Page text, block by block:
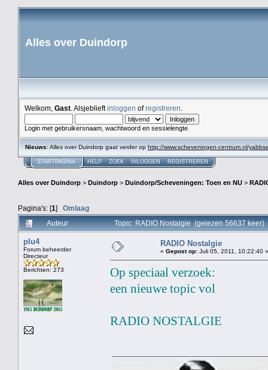
Alles over Duindorp
Welkom, Gast . Alsjeblieftinloggen ofregistreren
Login met gebruikersnaam, wachtwoord en sessielengte
Nieuws: Alles over Duindorp gaat verder op http://www.scheveningen-centrum.nl/
STARTPAGINA HELP ZOEK INLOGGEN REGISTREREN
Alles over Duindorp > Duindorp > Duindorp/Scheveningen: Toen en NU >
Pagina's: [1] Omlaag
Auteur
Topic: RADIO Nostalgie (gelezen 56637 keer)
plu4
Forum beheerder
Directeur
Berichten: 273
RADIO Nostalgie
« Gepost op: Juli 05, 2011, 10:22:40 »
Op speciaal verzoek:
een nieuwe topic vol
RADIO NOSTALGIE